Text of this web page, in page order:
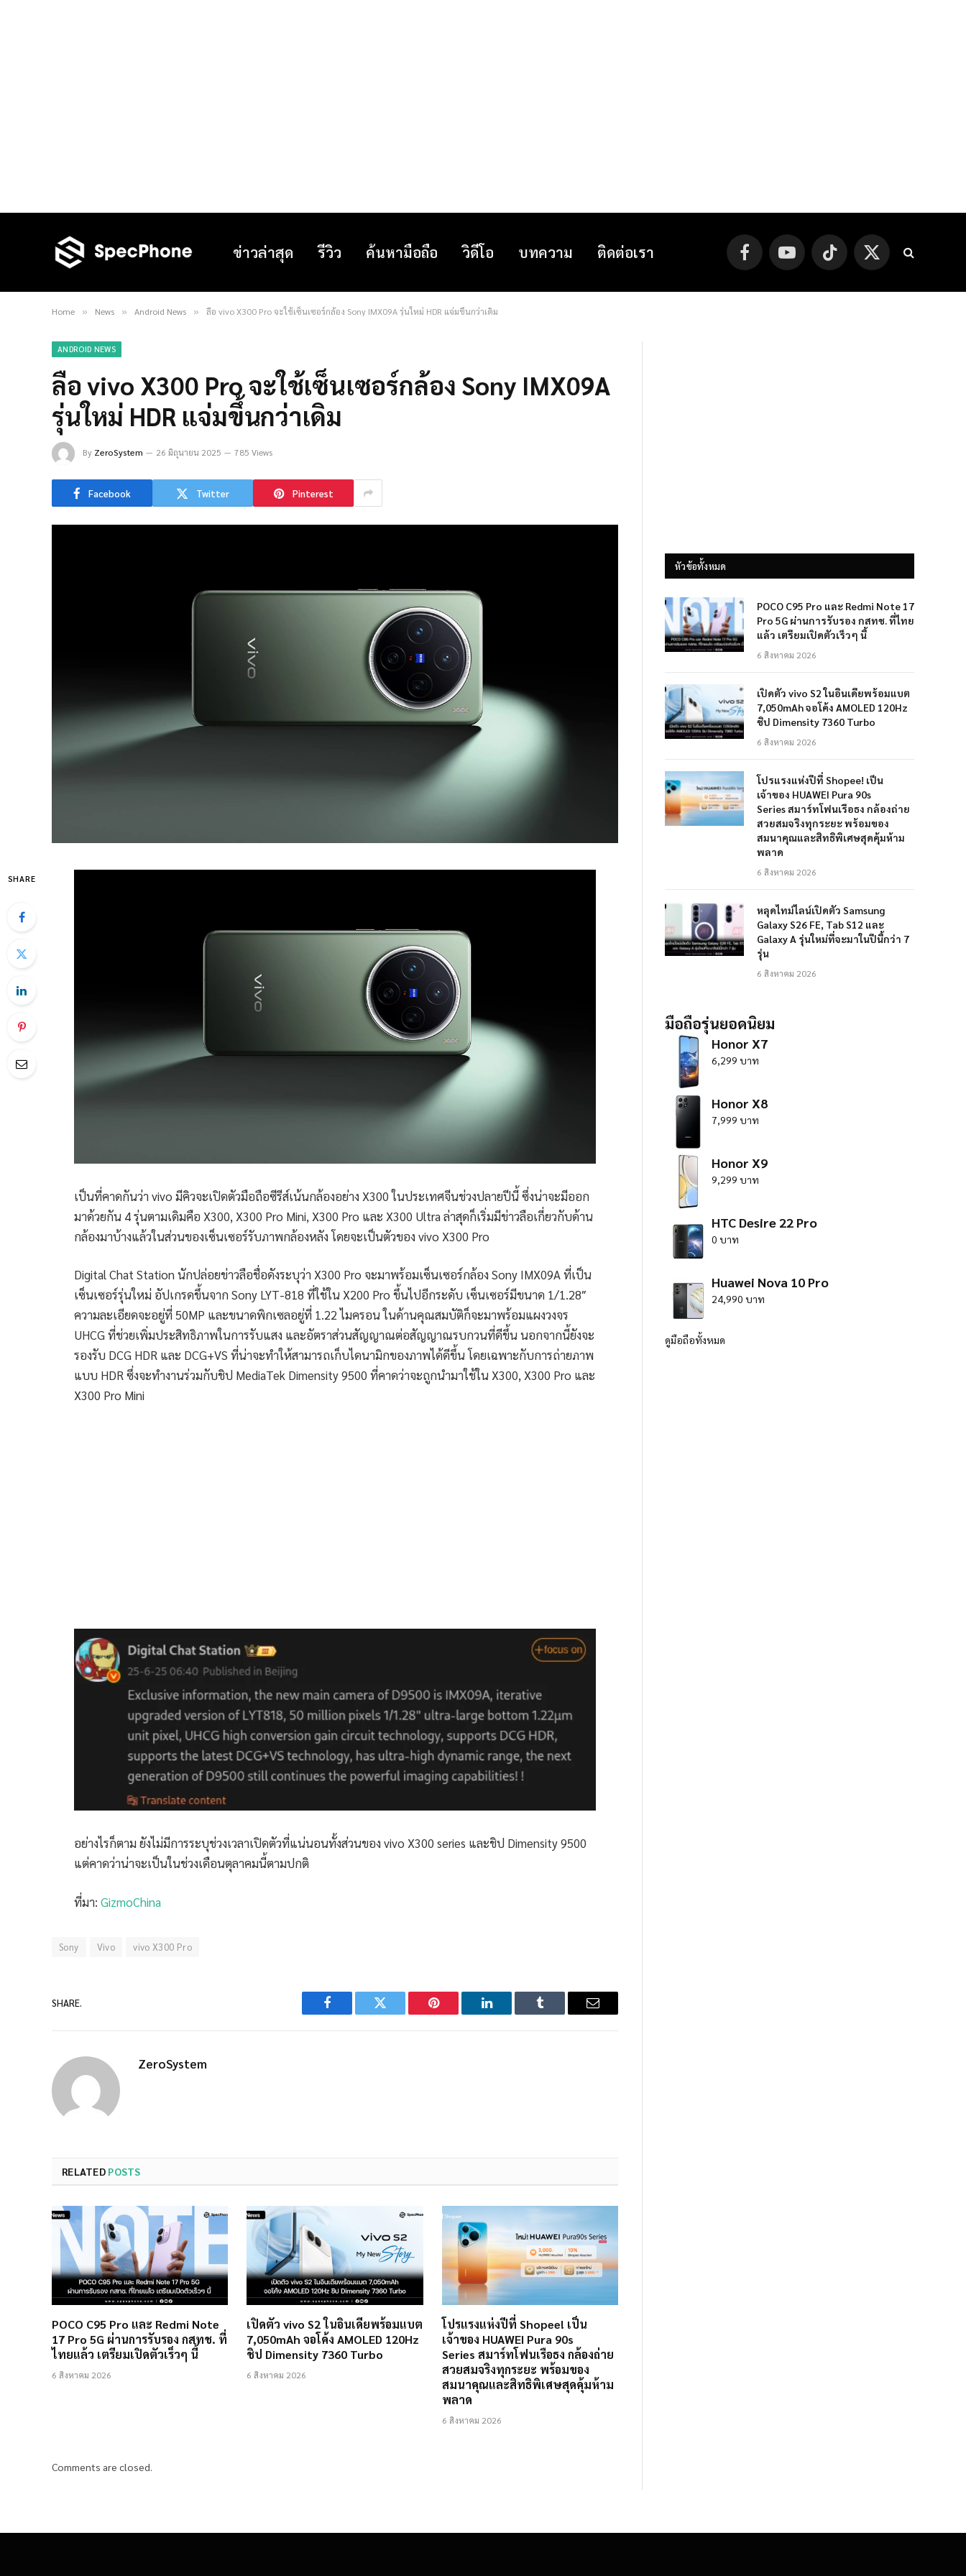
ข่าวล่าสุด รีวิว ค้นหามือถือ วิดีโอ บทความ ติดต่อเรา FacebookYouTube TikTok
X
(Twitter)
Home » News » Android News » ลือ vivo X300 Pro จะใช้เซ็นเซอร์กล้อง Sony IMX09A รุ่นใหม่ HDR แจ่มขึ้นกว่าเดิม
ANDROID NEWS
ลือ vivo X300 Pro จะใช้เซ็นเซอร์กล้อง Sony IMX09A
รุ่นใหม่ HDR แจ่มขึ้นกว่าเดิม
By ZeroSystem 26 มิถุนายน 2025 785 Views
Facebook Twitter Pinterest
SHARE
เป็นที่คาดกันว่า vivo มีคิวจะเปิดตัวมือถือซีรีส์เน้นกล้องอย่าง X300 ในประเทศจีนช่วงปลายปีนี้ ซึ่งน่าจะมีออก
มาด้วยกัน 4 รุ่นตามเดิมคือ X300, X300 Pro Mini, X300 Pro และ X300 Ultra ล่าสุดก็เริ่มมีข่าวลือเกี่ยวกับด้าน
กล้องมาบ้างแล้วในส่วนของเซ็นเซอร์รับภาพกล้องหลัง โดยจะเป็นตัวของ vivo X300 Pro
Digital Chat Station นักปล่อยข่าวลือชื่อดังระบุว่า X300 Pro จะมาพร้อมเซ็นเซอร์กล้อง Sony IMX09A ที่เป็น
เซ็นเซอร์รุ่นใหม่ อัปเกรดขึ้นจาก Sony LYT-818 ที่ใช้ใน X200 Pro ขึ้นไปอีกระดับ เซ็นเซอร์มีขนาด 1/1.28″
ความละเอียดจะอยู่ที่ 50MP และขนาดพิกเซลอยู่ที่ 1.22 ไมครอน ในด้านคุณสมบัติก็จะมาพร้อมแผงวงจร
UHCG ที่ช่วยเพิ่มประสิทธิภาพในการรับแสง และอัตราส่วนสัญญาณต่อสัญญาณรบกวนที่ดีขึ้น นอกจากนี้ยังจะ
รองรับ DCG HDR และ DCG+VS ที่น่าจะทำให้สามารถเก็บไดนามิกของภาพได้ดีขึ้น โดยเฉพาะกับการถ่ายภาพ
แบบ HDR ซึ่งจะทำงานร่วมกับชิป MediaTek Dimensity 9500 ที่คาดว่าจะถูกนำมาใช้ใน X300, X300 Pro และ
X300 Pro Mini
อย่างไรก็ตาม ยังไม่มีการระบุช่วงเวลาเปิดตัวที่แน่นอนทั้งส่วนของ vivo X300 series และชิป Dimensity 9500
แต่คาดว่าน่าจะเป็นในช่วงเดือนตุลาคมนี้ตามปกติ
ที่มา: GizmoChina
Sony Vivo vivo X300 Pro
SHARE.
Facebook Twitter Pinterest LinkedIn Tumblr Email
ZeroSystem
RELATED POSTS
POCO C95 Pro และ Redmi Note
17 Pro 5G ผ่านการรับรอง กสทช. ที่
ไทยแล้ว เตรียมเปิดตัวเร็วๆ นี้
6 สิงหาคม 2026
เปิดตัว vivo S2 ในอินเดียพร้อมแบต
7,050mAh จอโค้ง AMOLED 120Hz
ชิป Dimensity 7360 Turbo
6 สิงหาคม 2026
โปรแรงแห่งปีที่ Shopee! เป็น
เจ้าของ HUAWEI Pura 90s
Series สมาร์ทโฟนเรือธง กล้องถ่าย
สวยสมจริงทุกระยะ พร้อมของ
สมนาคุณและสิทธิพิเศษสุดคุ้มห้าม
พลาด
6 สิงหาคม 2026
Comments are closed.
หัวข้อทั้งหมด
POCO C95 Pro และ Redmi Note 17
Pro 5G ผ่านการรับรอง กสทช. ที่ไทย
แล้ว เตรียมเปิดตัวเร็วๆ นี้
6 สิงหาคม 2026
เปิดตัว vivo S2 ในอินเดียพร้อมแบต
7,050mAh จอโค้ง AMOLED 120Hz
ชิป Dimensity 7360 Turbo
6 สิงหาคม 2026
โปรแรงแห่งปีที่ Shopee! เป็น
เจ้าของ HUAWEI Pura 90s
Series สมาร์ทโฟนเรือธง กล้องถ่าย
สวยสมจริงทุกระยะ พร้อมของ
สมนาคุณและสิทธิพิเศษสุดคุ้มห้าม
พลาด
6 สิงหาคม 2026
หลุดไทม์ไลน์เปิดตัว Samsung
Galaxy S26 FE, Tab S12 และ
Galaxy A รุ่นใหม่ที่จะมาในปีนี้กว่า 7
รุ่น
6 สิงหาคม 2026
มือถือรุ่นยอดนิยม
Honor X7
6,299 บาท
Honor X8
7,999 บาท
Honor X9
9,299 บาท
HTC Desire 22 Pro
0 บาท
Huawei Nova 10 Pro
24,990 บาท
ดูมือถือทั้งหมด